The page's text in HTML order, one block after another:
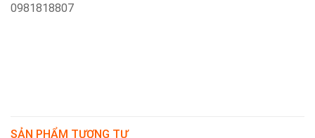
0981818807
SẢN PHẨM TƯƠNG TỰ